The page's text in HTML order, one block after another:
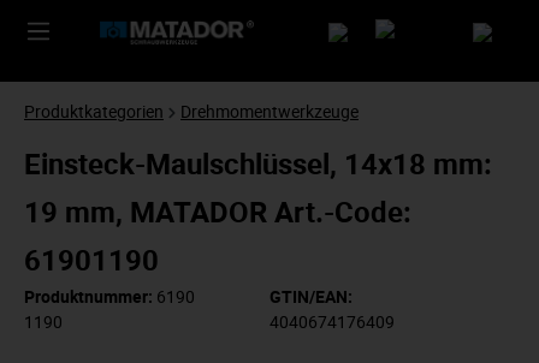
Produktkategorien Drehmomentwerkzeuge
Einsteck-Maulschlüssel, 14x18 mm:
19 mm, MATADOR Art.-Code:
61901190
Produktnummer: 6190
1190
GTIN/EAN:
4040674176409